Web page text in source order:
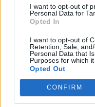
I want to opt-out of
Personal Data for
Opted In
I want to opt-out of
Retention, Sale,
Personal Data that
Purposes for which it
Opted Out
CONFIRM
a
Egy
nyílik –
A